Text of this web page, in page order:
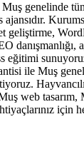
Muş genelinde
geliştirme,
danışmanlığı,
eğitimi
ile Muş
web tasarım,
için